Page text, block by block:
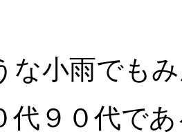
な小雨でも
代９０代で